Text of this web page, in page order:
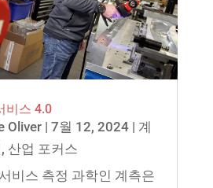
비스 4.0
Oliver| 7월 12, 2024| 계
, 산업 포커스
비스 측정 과학인 계측은